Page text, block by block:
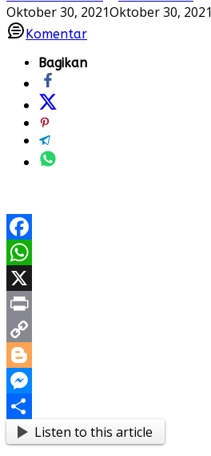
Oktober 30, 2021Oktober 30, 2021
Komentar
Bagikan
Facebook
WhatsApp
X
Print
Copy
Link
Blogger
Messenger
ShareListen to this article